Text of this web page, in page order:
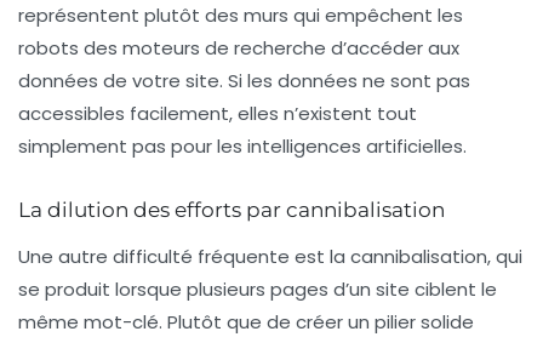
représentent plutôt des murs qui empêchent les
robots des moteurs de recherche d’accéder aux
données de votre site. Si les données ne sont pas
accessibles facilement, elles n’existent tout
simplement pas pour les intelligences artificielles.
La dilution des efforts par cannibalisation
Une autre difficulté fréquente est la cannibalisation, qui
se produit lorsque plusieurs pages d’un site ciblent le
même mot-clé. Plutôt que de créer un pilier solide